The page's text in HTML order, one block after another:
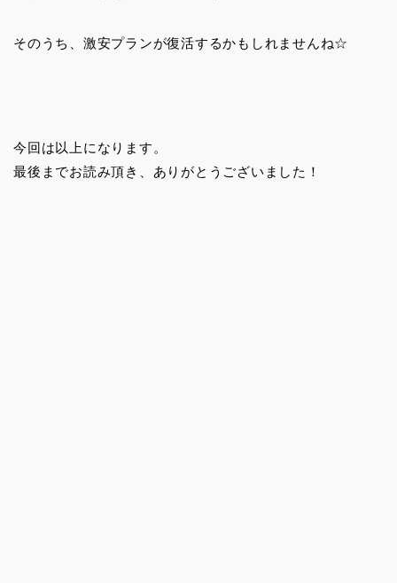
そのうち、激安プランが復活するかもしれませんね☆
今回は以上になります。
最後までお読み頂き、ありがとうございました！